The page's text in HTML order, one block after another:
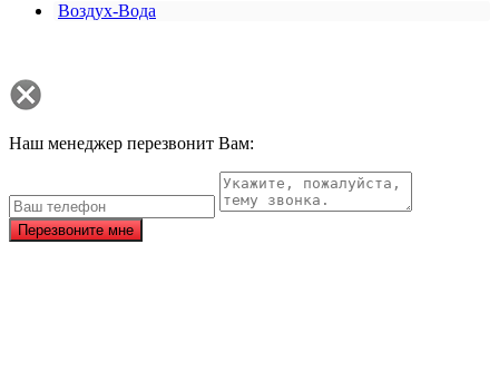
Воздух-Вода
Наш менеджер перезвонит Вам:
Перезвоните мне